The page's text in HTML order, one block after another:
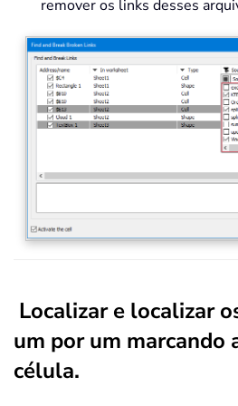
remover os links desses
Localizar e localizar
um por um marcando
célula.